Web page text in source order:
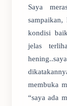
Saya
sampaikan,
kondisi
jelas
membuka
“saya ada